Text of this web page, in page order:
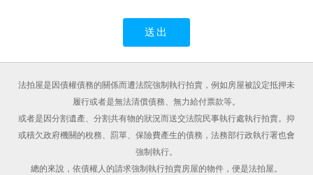
法拍屋是因債權債務的關係而遭法院強制執行拍賣，例如房屋被設定抵押未
履行或者是無法清償債務、無力給付票款等。
或者是因分割遺產、分割共有物的狀況而送交法院民事執行處執行拍賣。抑
或積欠政府機關的稅務、罰單、保險費產生的債務，法務部行政執行署也會
強制執行。
總的來說，依債權人的請求強制執行拍賣房屋的物件，便是法拍屋。